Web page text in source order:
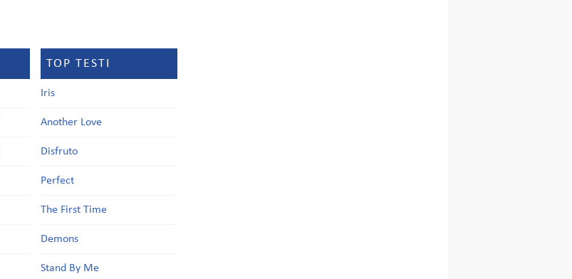
TOP TESTI
Iris
Another Love
Disfruto
Perfect
The First Time
Demons
Stand By Me